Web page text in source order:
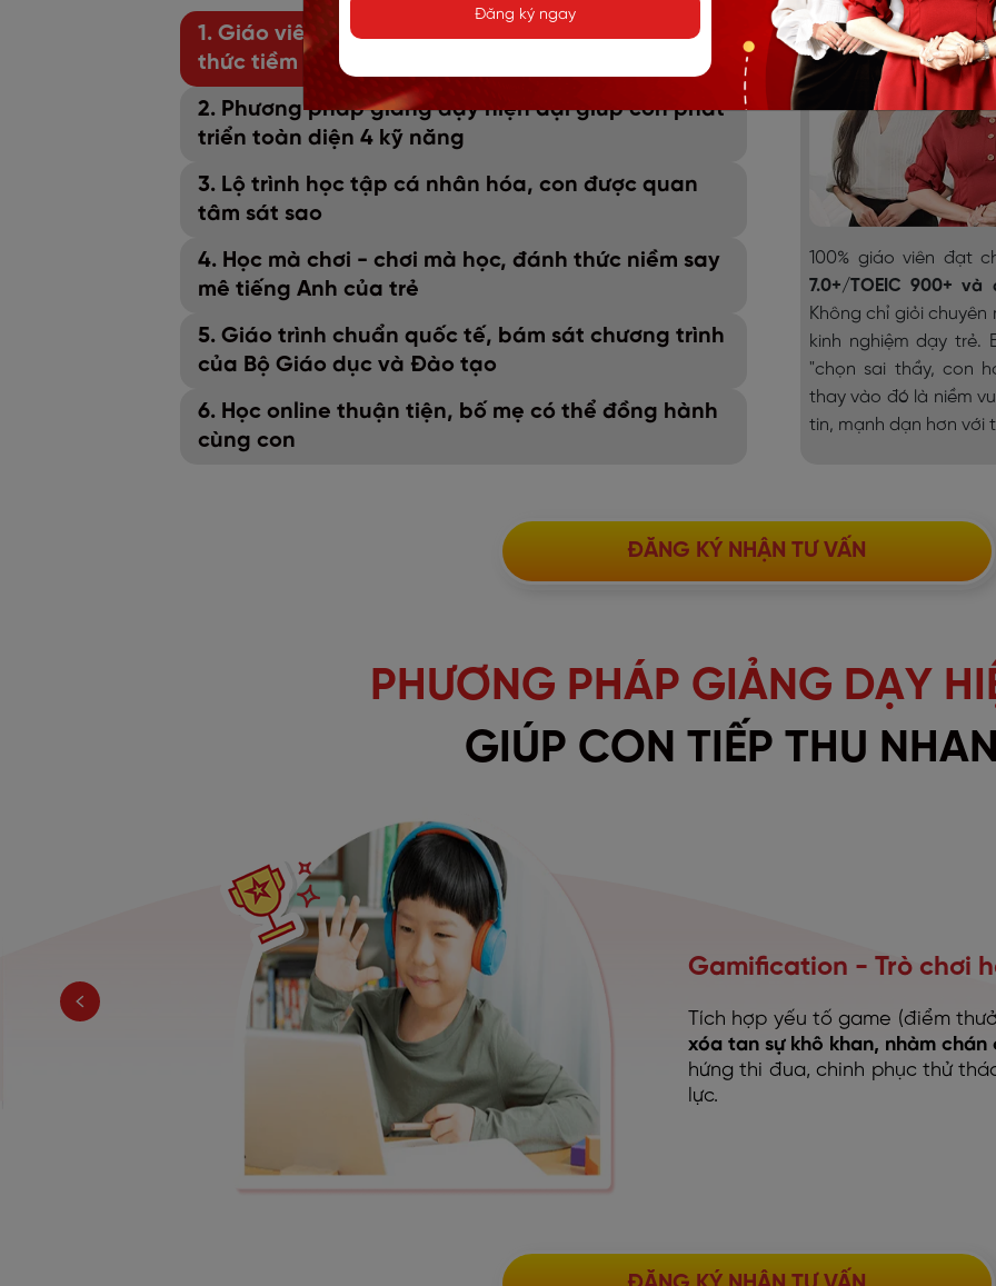
1. Giáo viên chuẩn quốc tế, tận tâm dìu dắt, đánh
thức tiềm năng trong con
2. Phương pháp giảng dạy hiện đại giúp con phát
triển toàn diện 4 kỹ năng
3. Lộ trình học tập cá nhân hóa, con được quan
tâm sát sao
4. Học mà chơi - chơi mà học, đánh thức niềm say
mê tiếng Anh của trẻ
5. Giáo trình chuẩn quốc tế, bám sát chương trình
của Bộ Giáo dục và Đào tạo
6. Học online thuận tiện, bố mẹ có thể đồng hành
cùng con
100% giáo viên đạt
7.0+/TOEIC 900+ và
Không chỉ giỏi
kinh nghiệm dạy trẻ.
"chọn sai thầy, con
thay vào đó là niềm
tin, mạnh dạn hơn với
ĐĂNG KÝ NHẬN TƯ VẤN
PHƯƠNG PHÁP GIẢNG DẠY
GIÚP CON TIẾP THU
Projects),
Gamification - Trò chơi
Tích hợp yếu tố game (điểm
xóa tan sự khô khan, nhàm
hứng thi đua, chinh phục thử
lực.
Đăng ký ngay